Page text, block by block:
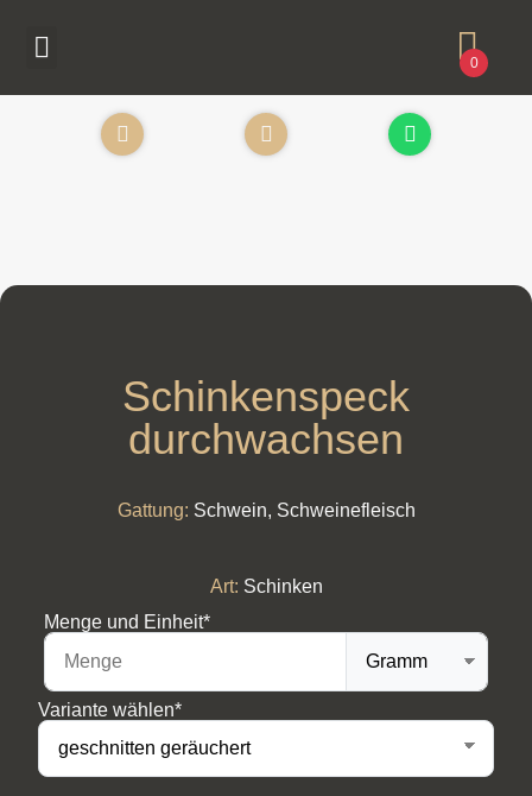
0
Schinkenspeck
durchwachsen
Gattung: Schwein, Schweinefleisch
Art: Schinken
Menge und Einheit*
Variante wählen*